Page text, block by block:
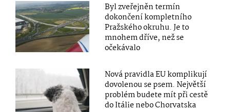
Byl zveřejněn termín
dokončení kompletního
Pražského okruhu. Je to
mnohem dříve, než se
očekávalo
Nová pravidla EU komplikují
dovolenou se psem. Největší
problém budete mít při cestě
do Itálie nebo Chorvatska